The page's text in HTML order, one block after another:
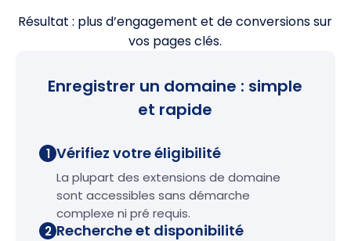
Résultat : plus d’engagement et de conversions sur
vos pages clés.
Enregistrer un domaine : simple
et rapide
1 Vérifiez votre éligibilité
La plupart des extensions de domaine
sont accessibles sans démarche
complexe ni pré requis.
2 Recherche et disponibilité